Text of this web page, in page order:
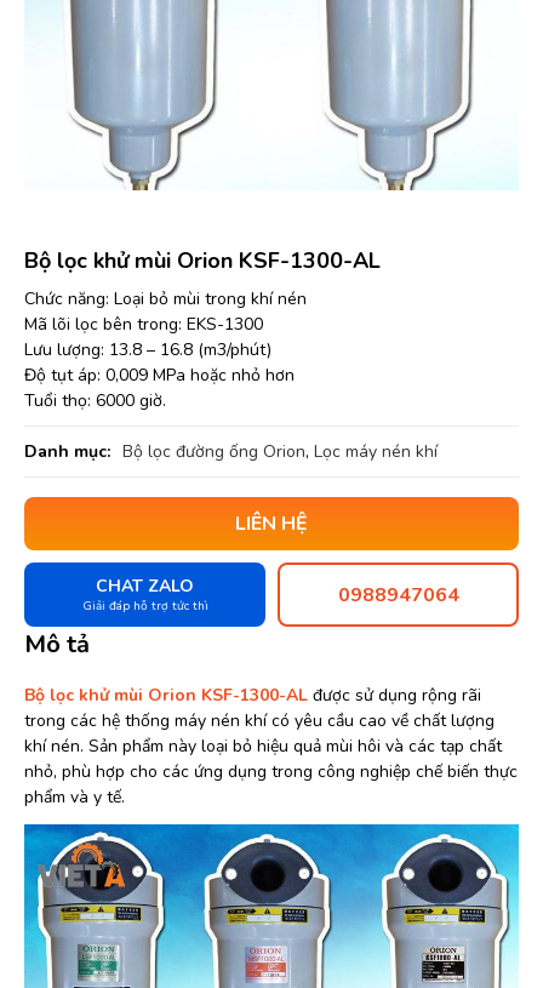
Bộ lọc khử mùi Orion KSF-1300-AL
Chức năng: Loại bỏ mùi trong khí nén
Mã lõi lọc bên trong: EKS-1300
Lưu lượng: 13.8 – 16.8 (m3/phút)
Độ tụt áp: 0,009 MPa hoặc nhỏ hơn
Tuổi thọ: 6000 giờ.
Danh mục: Bộ lọc đường ống Orion, Lọc máy nén khí
LIÊN HỆ
CHAT ZALO
Giải đáp hỗ trợ tức thì 0988947064
Mô tả
Bộ lọc khử mùi Orion KSF-1300-AL được sử dụng rộng rãi
trong các hệ thống máy nén khí có yêu cầu cao về chất lượng
khí nén. Sản phẩm này loại bỏ hiệu quả mùi hôi và các tạp chất
nhỏ, phù hợp cho các ứng dụng trong công nghiệp chế biến thực
phẩm và y tế.